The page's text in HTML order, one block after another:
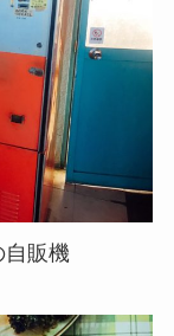
販機